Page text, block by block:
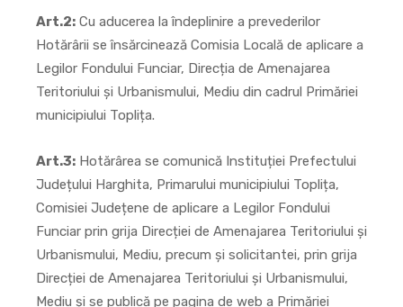
Art.2: Cu aducerea la îndeplinire a prevederilor
Hotărârii se însărcinează Comisia Locală de aplicare a
Legilor Fondului Funciar, Direcția de Amenajarea
Teritoriului și Urbanismului, Mediu din cadrul Primăriei
municipiului Toplița.
Art.3: Hotărârea se comunică Instituției Prefectului
Județului Harghita, Primarului municipiului Toplița,
Comisiei Județene de aplicare a Legilor Fondului
Funciar prin grija Direcției de Amenajarea Teritoriului și
Urbanismului, Mediu, precum și solicitantei, prin grija
Direcției de Amenajarea Teritoriului și Urbanismului,
Mediu și se publică pe pagina de web a Primăriei